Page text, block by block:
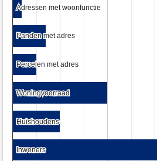
Adressen met woonfunctie
Adressen met woonfunctie
Panden met adres
Panden met adres
Percelen met adres
Percelen met adres
Woningvoorraad
Woningvoorraad
Huishoudens
Huishoudens
Inwoners
Inwoners